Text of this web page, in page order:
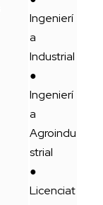
Ingenierí
a
Industrial
●
Ingenierí
a
Agroindu
strial
●
Licenciat